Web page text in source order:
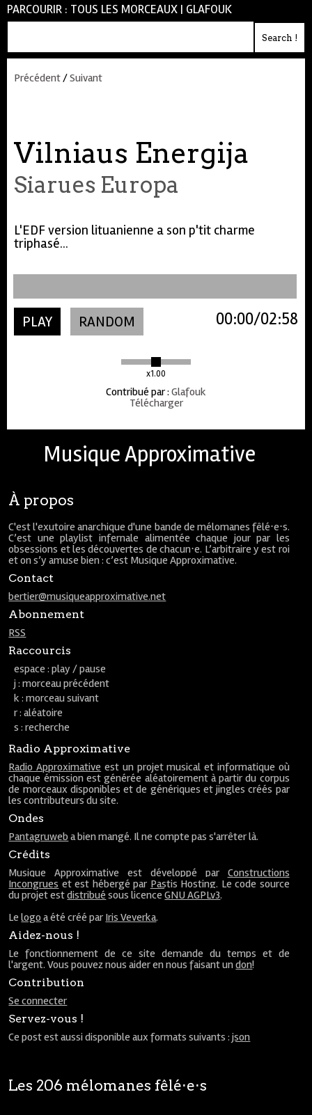
PARCOURIR : TOUS LES MORCEAUX | GLAFOUK
Précédent/Suivant
Vilniaus Energija
Siarues Europa
L'EDF version lituanienne a son p'tit charme
triphasé...
PLAY RANDOM
x1.00
02:58
00:00
Contribué par: Glafouk
Télécharger
Musique Approximative
À propos
C'est l'exutoire anarchique d'une bande de mélomanes fêlé⋅e⋅s.
C’est une playlist infernale alimentée chaque jour par les
obsessions et les découvertes de chacun⋅e. L’arbitraire y est roi
et on s’y amuse bien : c’est Musique Approximative.
Contact
bertier@musiqueapproximative.net
Abonnement
RSS
Raccourcis
espace : play / pause
j : morceau précédent
k : morceau suivant
r : aléatoire
s : recherche
Radio Approximative
Radio Approximative est un projet musical et informatique où
chaque émission est générée aléatoirement à partir du corpus
de morceaux disponibles et de génériques et jingles créés par
les contributeurs du site.
Ondes
Pantagruweb a bien mangé. Il ne compte pas s'arrêter là.
Crédits
Musique Approximative est développé par Constructions
Incongrues et est hébergé par Pastis Hosting. Le code source
du projet estdistribué sous licenceGNU AGPLv3.
Lelogo a été créé par Iris Veverka.
Aidez-nous !
Le fonctionnement de ce site demande du temps et de
l'argent. Vous pouvez nous aider en nous faisant undon!
Contribution
Se connecter
Servez-vous !
Ce post est aussi disponible aux formats suivants :json
Les 206 mélomanes fêlé⋅e⋅s